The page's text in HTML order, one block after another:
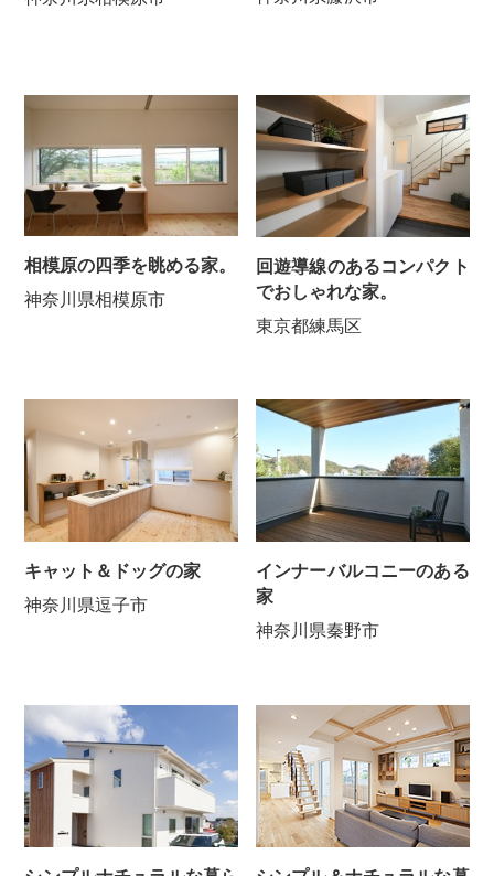
相模原の四季を眺める家。
神奈川県相模原市
回遊導線のあるコンパクト
でおしゃれな家。
東京都練馬区
キャット＆ドッグの家
神奈川県逗子市
インナーバルコニーのある
家
神奈川県秦野市